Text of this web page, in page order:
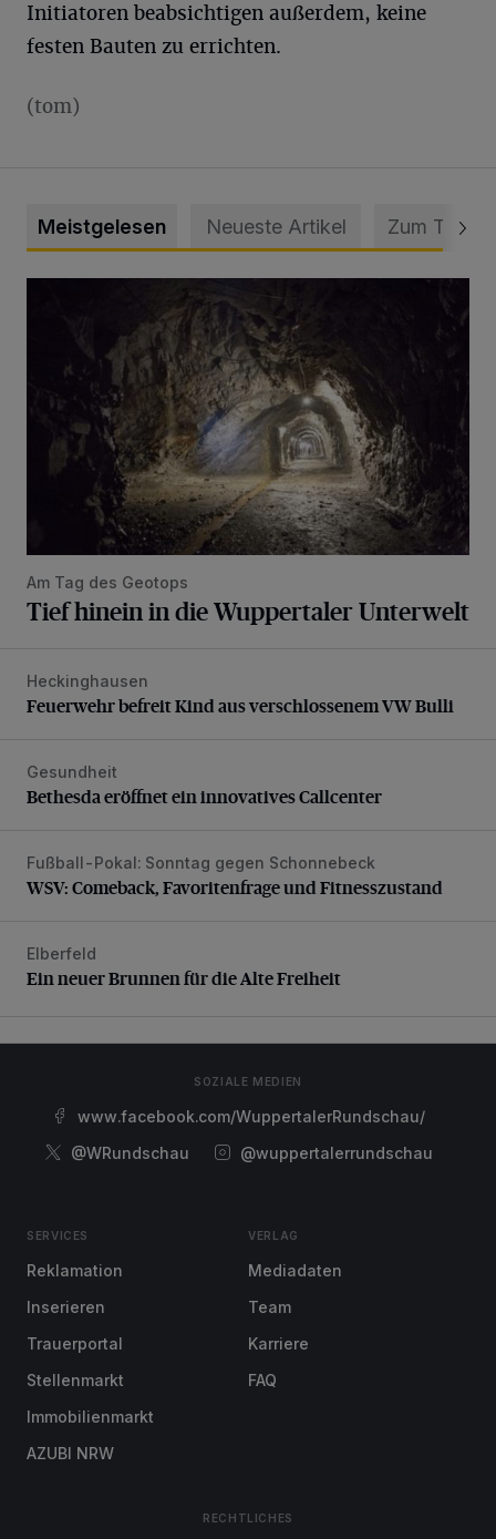
Initiatoren beabsichtigen außerdem, keine
festen Bauten zu errichten.
(tom)
Meistgelesen Neueste Artikel Zum Thema
Am Tag des Geotops
Tief hinein in die Wuppertaler Unterwelt
Feuerwehr befreit Kind aus verschlossenem VW Bulli
Heckinghausen
Feuerwehr befreit Kind aus verschlossenem VW Bulli
Bethesda eröffnet ein innovatives Callcenter
Gesundheit
Bethesda eröffnet ein innovatives Callcenter
WSV: Comeback, Favoritenfrage und Fitnesszustand
Fußball-Pokal: Sonntag gegen Schonnebeck
WSV: Comeback, Favoritenfrage und Fitnesszustand
Ein neuer Brunnen für die Alte Freiheit
Elberfeld
Ein neuer Brunnen für die Alte Freiheit
SOZIALE MEDIEN
www.facebook.com/WuppertalerRundschau/
@WRundschau
@wuppertalerrundschau
SERVICES
Reklamation
Inserieren
Trauerportal
Stellenmarkt
Immobilienmarkt
AZUBI NRW
VERLAG
Mediadaten
Team
Karriere
FAQ
RECHTLICHES